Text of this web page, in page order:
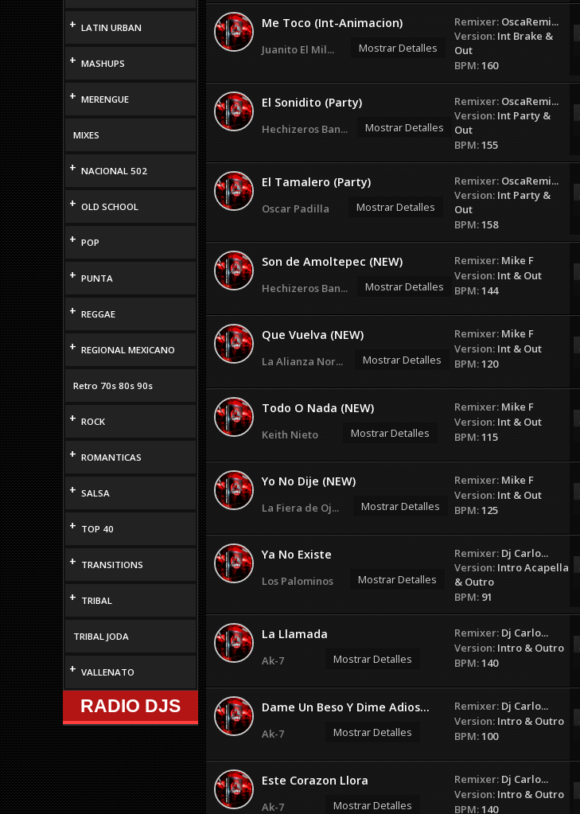
+ LATIN URBAN
+ MASHUPS
+ MERENGUE
MIXES
+ NACIONAL 502
+ OLD SCHOOL
+ POP
+ PUNTA
+ REGGAE
+ REGIONAL MEXICANO
Retro 70s 80s 90s
+ ROCK
+ ROMANTICAS
+ SALSA
+ TOP 40
+ TRANSITIONS
+ TRIBAL
TRIBAL JODA
+ VALLENATO
RADIO DJS
Me Toco (Int-Animacion)
Juanito El Mil... Mostrar Detalles
Remixer: OscaRemi...
Version: Int Brake &
Out
BPM:160
El Sonidito (Party)
Hechizeros Ban... Mostrar Detalles
Remixer: OscaRemi...
Version: Int Party &
Out
BPM:155
El Tamalero (Party)
Oscar Padilla Mostrar Detalles
Remixer: OscaRemi...
Version: Int Party &
Out
BPM:158
Son de Amoltepec (NEW)
Hechizeros Ban... Mostrar Detalles
Remixer: Mike F
Version: Int & Out
BPM:144
Que Vuelva (NEW)
La Alianza Nor... Mostrar Detalles
Remixer: Mike F
Version: Int & Out
BPM:120
Todo O Nada (NEW)
Keith Nieto Mostrar Detalles
Remixer: Mike F
Version: Int & Out
BPM:115
Yo No Dije (NEW)
La Fiera de Oj... Mostrar Detalles
Remixer: Mike F
Version: Int & Out
BPM:125
Ya No Existe
Los Palominos Mostrar Detalles
Remixer: Dj Carlo...
Version: Intro Acapella
& Outro
BPM: 91
La Llamada
Ak-7 Mostrar Detalles
Remixer: Dj Carlo...
Version: Intro & Outro
BPM:140
Dame Un Beso Y Dime Adios...
Ak-7 Mostrar Detalles
Remixer: Dj Carlo...
Version: Intro & Outro
BPM:100
Este Corazon Llora
Ak-7 Mostrar Detalles
Remixer: Dj Carlo...
Version: Intro & Outro
BPM:140